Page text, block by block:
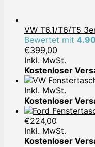
VW T6.1/T6/T5
Bewertet mit
€399,00
Inkl. MwSt.
Kostenloser
Inkl. MwSt.
Kostenloser
€224,00
Inkl. MwSt.
Kostenloser